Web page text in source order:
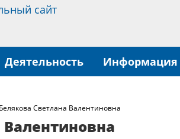
сайт
Деятельность Информация
Белякова Светлана Валентиновна